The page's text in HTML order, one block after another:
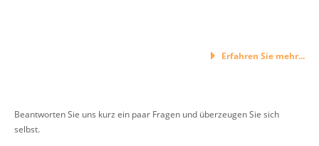
Erfahren Sie mehr...
Beantworten Sie uns kurz ein paar Fragen und überzeugen Sie sich
selbst.